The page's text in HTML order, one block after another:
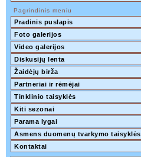
Pagrindinis meniu
Pradinis puslapis
Foto galerijos
Video galerijos
Diskusijų lenta
Žaidėjų birža
Partneriai ir rėmėjai
Tinklinio taisyklės
Kiti sezonai
Parama lygai
Asmens duomenų tvarkymo taisyklės
Kontaktai